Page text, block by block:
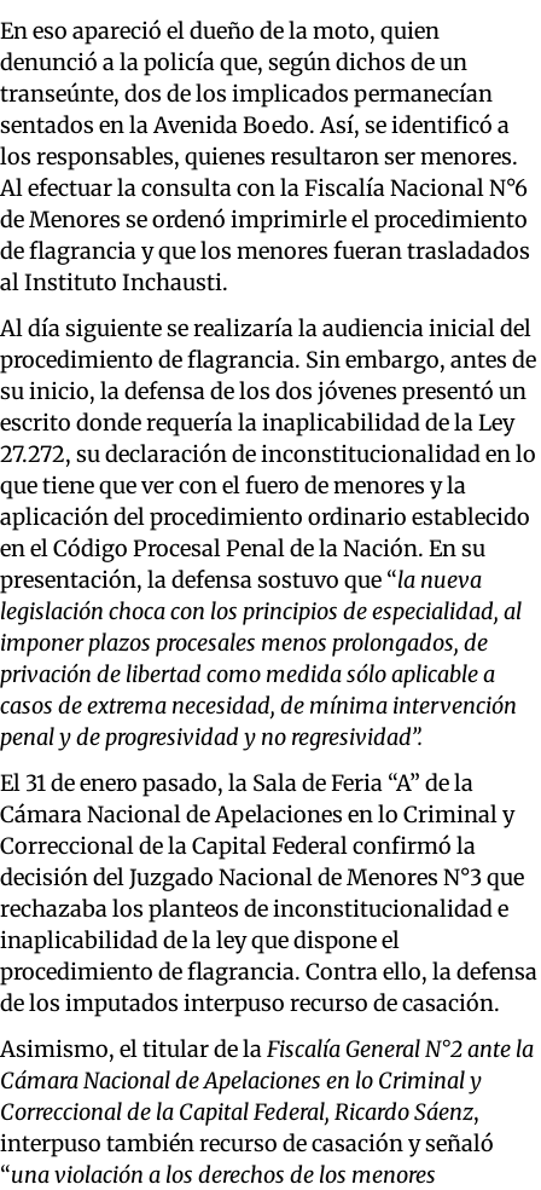
En eso apareció el dueño de la moto, quien
denunció a la policía que, según dichos de un
transeúnte, dos de los implicados permanecían
sentados en la Avenida Boedo. Así, se identificó a
los responsables, quienes resultaron ser menores.
Al efectuar la consulta con la Fiscalía Nacional N°6
de Menores se ordenó imprimirle el procedimiento
de flagrancia y que los menores fueran trasladados
al Instituto Inchausti.
Al día siguiente se realizaría la audiencia inicial del
procedimiento de flagrancia. Sin embargo, antes de
su inicio, la defensa de los dos jóvenes presentó un
escrito donde requería la inaplicabilidad de la Ley
27.272, su declaración de inconstitucionalidad en lo
que tiene que ver con el fuero de menores y la
aplicación del procedimiento ordinario establecido
en el Código Procesal Penal de la Nación. En su
presentación, la defensa sostuvo que “la nueva
legislación choca con los principios de especialidad, al
imponer plazos procesales menos prolongados, de
privación de libertad como medida sólo aplicable a
casos de extrema necesidad, de mínima intervención
penal y de progresividad y no regresividad”.
El 31 de enero pasado, la Sala de Feria “A” de la
Cámara Nacional de Apelaciones en lo Criminal y
Correccional de la Capital Federal confirmó la
decisión del Juzgado Nacional de Menores N°3 que
rechazaba los planteos de inconstitucionalidad e
inaplicabilidad de la ley que dispone el
procedimiento de flagrancia. Contra ello, la defensa
de los imputados interpuso recurso de casación.
Asimismo, el titular de laFiscalía General N°2 ante la
Cámara Nacional de Apelaciones en lo Criminal y
Correccional de la Capital Federal, Ricardo Sáenz,
interpuso también recurso de casación y señaló
“una violación a los derechos de los menores